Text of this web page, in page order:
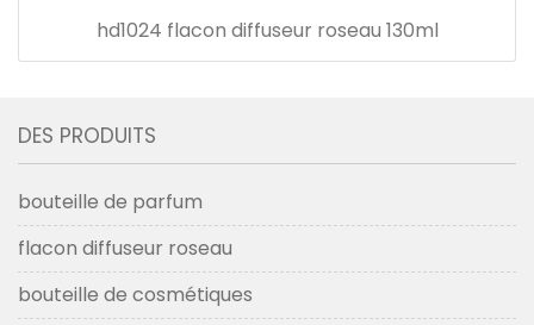
hd1024 flacon diffuseur roseau 130ml
DES PRODUITS
bouteille de parfum
flacon diffuseur roseau
bouteille de cosmétiques